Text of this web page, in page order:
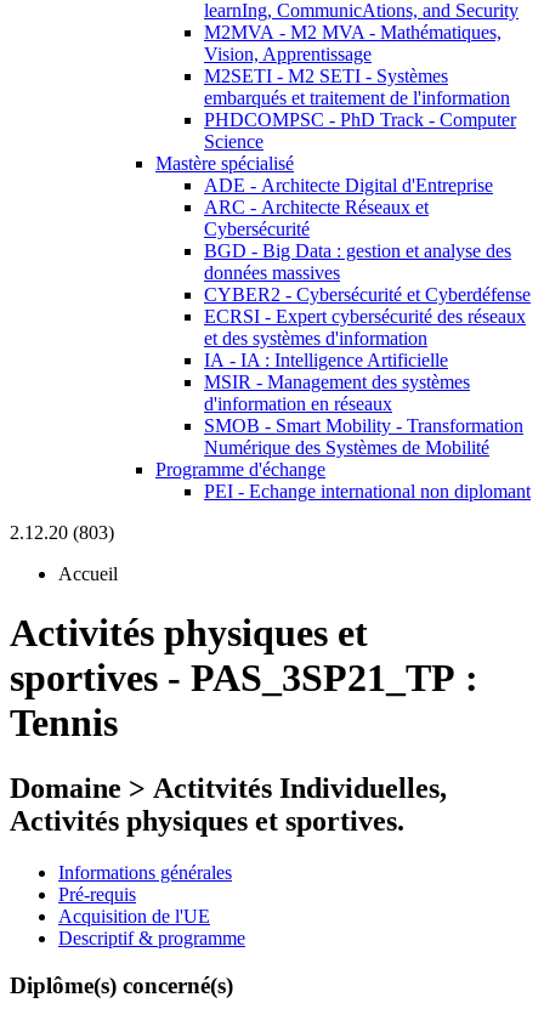
learnIng, CommunicAtions, and Security
M2MVA - M2 MVA - Mathématiques,
Vision, Apprentissage
M2SETI - M2 SETI - Systèmes
embarqués et traitement de l'information
PHDCOMPSC - PhD Track - Computer
Science
Mastère spécialisé
ADE - Architecte Digital d'Entreprise
ARC - Architecte Réseaux et
Cybersécurité
BGD - Big Data : gestion et analyse des
données massives
CYBER2 - Cybersécurité et Cyberdéfense
ECRSI - Expert cybersécurité des réseaux
et des systèmes d'information
IA - IA : Intelligence Artificielle
MSIR - Management des systèmes
d'information en réseaux
SMOB - Smart Mobility - Transformation
Numérique des Systèmes de Mobilité
Programme d'échange
PEI - Echange international non diplomant
2.12.20 (803)
Accueil
Activités physiques et
sportives - PAS_3SP21_TP :
Tennis
Domaine > Actitvités Individuelles,
Activités physiques et sportives.
Informations générales
Pré-requis
Acquisition de l'UE
Descriptif & programme
Diplôme(s) concerné(s)